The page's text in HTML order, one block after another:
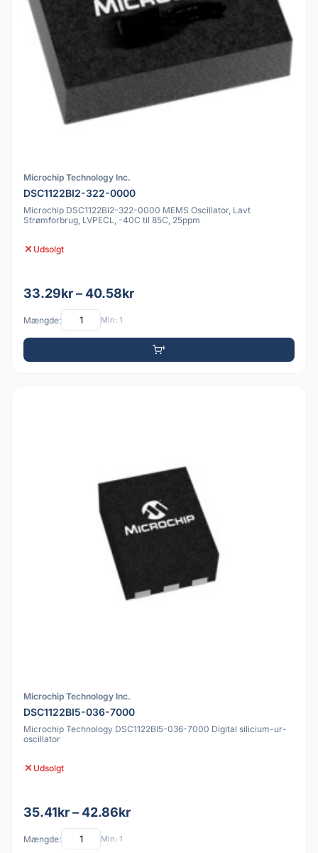
Microchip Technology Inc.
DSC1122BI2-322-0000
Microchip DSC1122BI2-322-0000 MEMS Oscillator, Lavt
Strømforbrug, LVPECL, -40C til 85C, 25ppm
Udsolgt
33.29kr – 40.58kr
Mængde: Min: 1
Microchip Technology Inc.
DSC1122BI5-036-7000
Microchip Technology DSC1122BI5-036-7000 Digital silicium-ur-
oscillator
Udsolgt
35.41kr – 42.86kr
Mængde: Min: 1